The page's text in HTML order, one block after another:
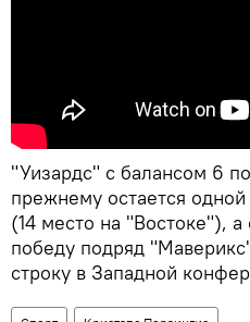
"Уизардс" с балансом 6
прежнему остается
(14 место на "Востоке"),
победу подряд
строку в Западной